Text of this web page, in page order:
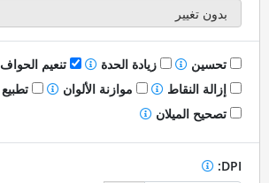
تحسين زيادة الحدة
تنعيم الحواف
إزالة النقاط
موازنة الألوان
تطبيع
تصحيح الميلان
DPI: